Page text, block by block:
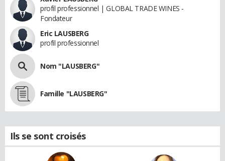
profil professionnel | GLOBAL TRADE WINES -
Fondateur
Eric LAUSBERG
profil professionnel
Nom "LAUSBERG"
Famille "LAUSBERG"
Ils se sont croisés